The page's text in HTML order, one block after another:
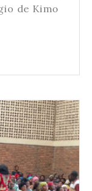
de Kimo